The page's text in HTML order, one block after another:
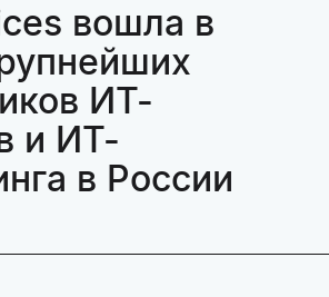
вошла в
ИТ-
и ИТ-
в России